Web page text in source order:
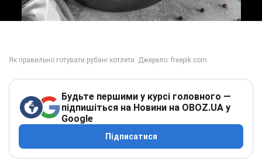
Будьте першими у курсі головного —
підпишіться на Новини на OBOZ.UA у
Google
Підписатися